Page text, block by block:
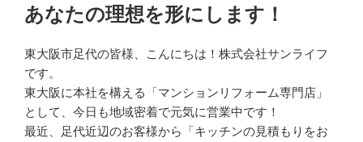
あなたの理想を形にします！
東大阪市足代の皆様、こんにちは！株式会社サンライフ
です。
東大阪に本社を構える「マンションリフォーム専門店」
として、今日も地域密着で元気に営業中です！
最近、足代近辺のお客様から「キッチンの見積もりをお